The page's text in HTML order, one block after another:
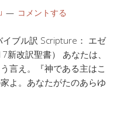
コメントする
ブル訳 Scripture： エゼ
改訳聖書） あなたは、
言え。『神である主はこ
よ。あなたがたのあらゆ